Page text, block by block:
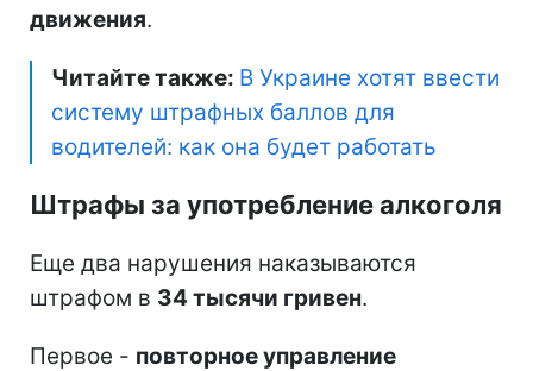
движения.
Читайте также: В Украине хотят ввести
систему штрафных баллов для
водителей: как она будет работать
Штрафы за употребление алкоголя
Еще два нарушения наказываются
штрафом в 34 тысячи гривен.
Первое - повторное управление